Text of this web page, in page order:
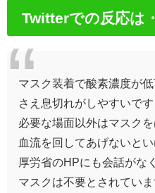
Twitterでの反応は
マスク装着で酸素濃度が
さえ息切れがしやすいで
必要な場面以外はマスク
血流を回してあげないと
厚労省のHPにも会話がな
マスクは不要とされていま